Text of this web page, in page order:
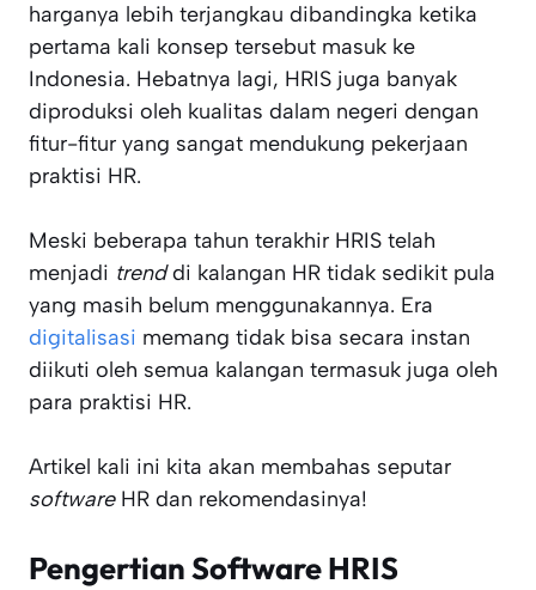
harganya lebih terjangkau dibandingka ketika
pertama kali konsep tersebut masuk ke
Indonesia. Hebatnya lagi, HRIS juga banyak
diproduksi oleh kualitas dalam negeri dengan
fitur-fitur yang sangat mendukung pekerjaan
praktisi HR.
Meski beberapa tahun terakhir HRIS telah
menjadi trenddi kalangan HR tidak sedikit pula
yang masih belum menggunakannya. Era
digitalisasi memang tidak bisa secara instan
diikuti oleh semua kalangan termasuk juga oleh
para praktisi HR.
Artikel kali ini kita akan membahas seputar
software HR dan rekomendasinya!
Pengertian Software HRIS